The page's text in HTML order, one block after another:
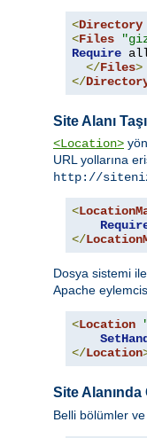
<Directory
<Files
Require
</Files>
</
Site Alanı
<Location>
URL yollarına
http://
<
</
Dosya sistemi
Apache
<Location
</Location
Site Alanında
Belli bölümler